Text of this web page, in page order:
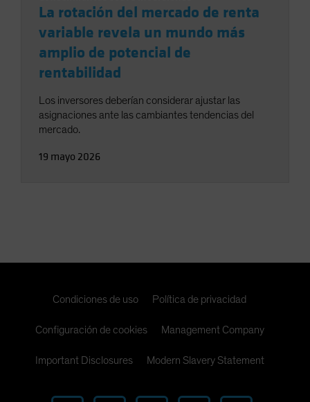
La rotación del mercado de renta
variable revela un mundo más
amplio de potencial de
rentabilidad
Los inversores deberían considerar ajustar las
asignaciones ante las cambiantes tendencias del
mercado.
19 mayo 2026
Condiciones de uso Política de privacidad
Configuración de cookies Management Company
Important Disclosures Modern Slavery Statement